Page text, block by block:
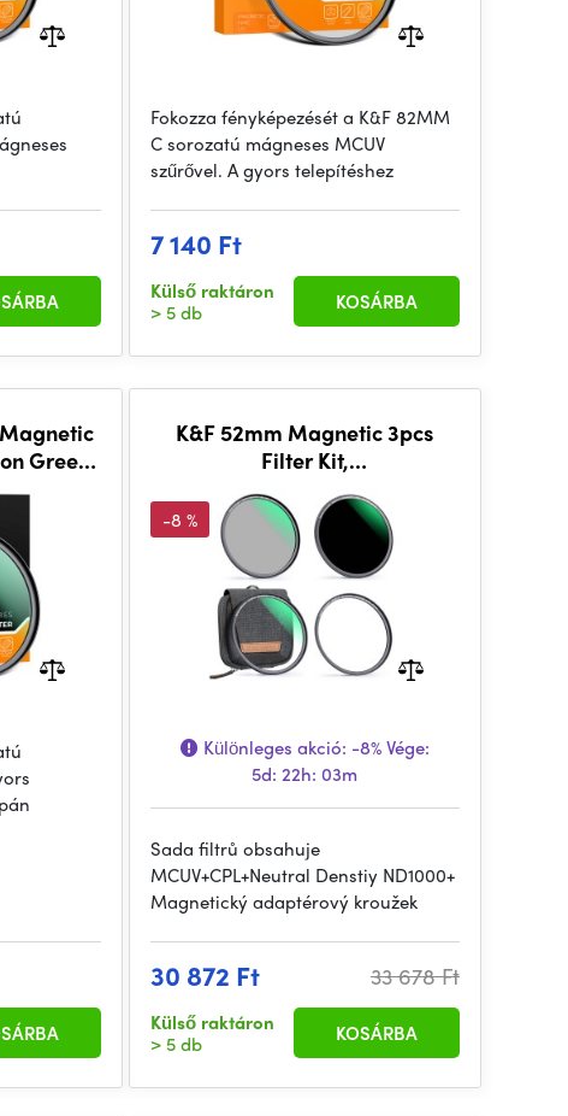
Fokozza fényképezését a K&F 82MM
C sorozatú mágneses MCUV
szűrővel. A gyors telepítéshez
7 140 Ft
Külső raktáron
> 5 db
KOSÁRBA
Green
K&F 52mm Magnetic 3pcs
Filter Kit,
MCUV+CPL+ND1000+Filter
Ring, HD, Waterproof, Anti
Scratch, Green
-8 %
Különleges akció: -8%Vége:
5d: 22h: 03m
Sada filtrů obsahuje
MCUV+CPL+Neutral Denstiy ND1000+
Magnetický adaptérový kroužek
30 872 Ft 33 678 Ft
Külső raktáron
> 5 db
KOSÁRBA